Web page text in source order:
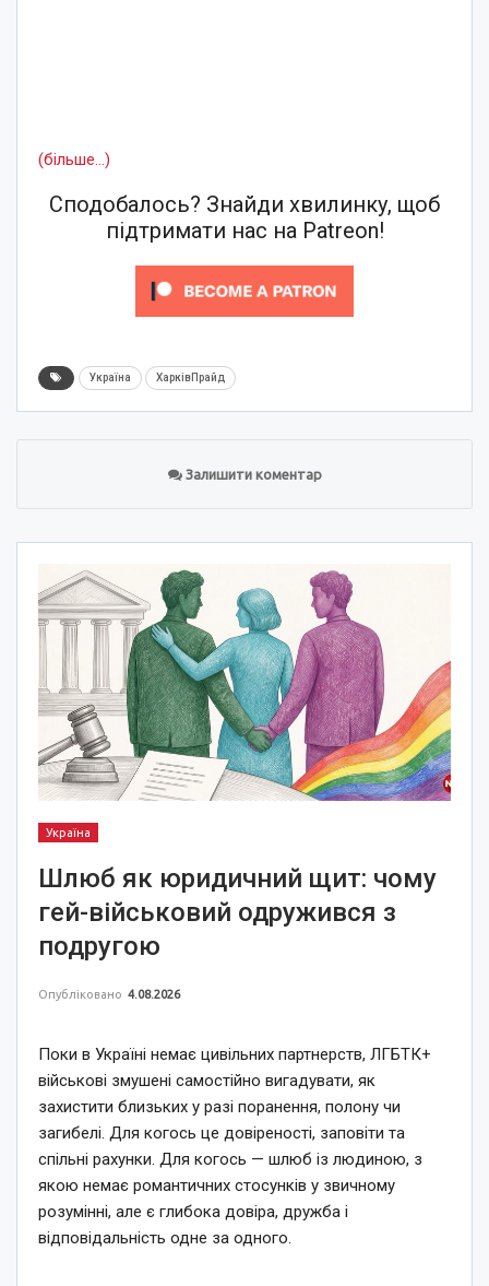
(більше…)
Сподобалось? Знайди хвилинку, щоб
підтримати нас на Patreon!
Україна ХарківПрайд
Залишити коментар
Україна
Шлюб як юридичний щит: чому
гей-військовий одружився з
подругою
Опубліковано 4.08.2026
Поки в Україні немає цивільних партнерств, ЛГБТК+
військові змушені самостійно вигадувати, як
захистити близьких у разі поранення, полону чи
загибелі. Для когось це довіреності, заповіти та
спільні рахунки. Для когось — шлюб із людиною, з
якою немає романтичних стосунків у звичному
розумінні, але є глибока довіра, дружба і
відповідальність одне за одного.